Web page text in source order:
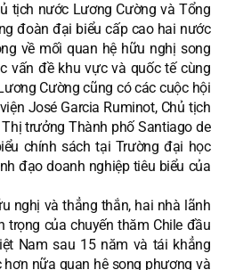
tịch nước Lương Cường và Tổng
đoàn đại biểu cấp cao hai nước
về mối quan hệ hữu nghị song
vấn đề khu vực và quốc tế cùng
Cường cũng có các cuộc hội
José Garcia Ruminot, Chủ tịch
trưởng Thành phố Santiago de
chính sách tại Trường đại học
đạo doanh nghiệp tiêu biểu của
nghị và thẳng thắn, hai nhà lãnh
trọng của chuyến thăm Chile đầu
Nam sau 15 năm và tái khẳng
nữa quan hệ song phương và